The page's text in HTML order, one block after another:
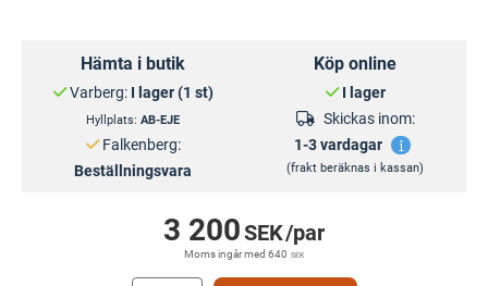
Hämta i butik
Varberg: I lager (1 st)
Hyllplats: AB-EJE
Falkenberg:
Beställningsvara
Köp online
I lager
Skickas inom:
1-3 vardagar
(frakt beräknas i kassan)
3 200SEK/par
Moms ingår med 640 SEK